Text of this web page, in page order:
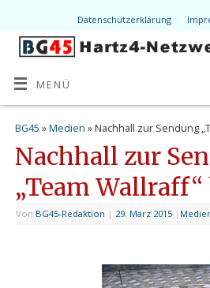
Datenschutzerklärung
MENÜ
BG45 »Medien » Nachhall zur Sendung
Nachhall zur
„Team Wallraff“
Von BG45-Redaktion | 29. März 2015 |